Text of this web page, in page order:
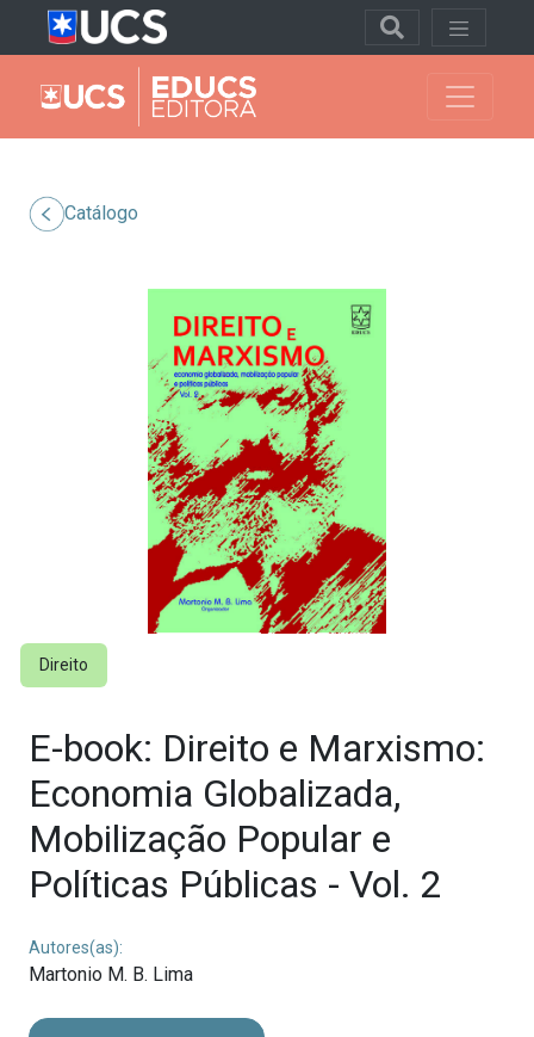
Catálogo
Direito
E-book: Direito e Marxismo:
Economia Globalizada,
Mobilização Popular e
Políticas Públicas - Vol. 2
Autores(as):
Martonio M. B. Lima